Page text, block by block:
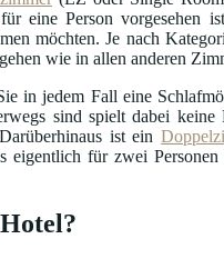
eine Person vorgesehen
möchten. Je nach
wie in allen anderen
in jedem Fall eine
sind spielt dabei
ist ein
für zwei